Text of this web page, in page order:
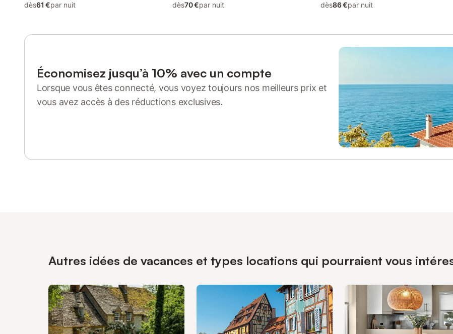
dès61 €par nuit
dès70 €par nuit
dès86 €par nuit
Économisez jusqu’à 10% avec un compte
Lorsque vous êtes connecté, vous voyez toujours nos meilleurs prix et
vous avez accès à des réductions exclusives.
Autres idées de vacances et types locations qui pourraient vous